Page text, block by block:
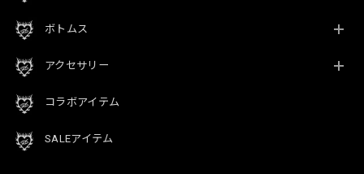
ボトムス
アクセサリー
コラボアイテム
SALEアイテム